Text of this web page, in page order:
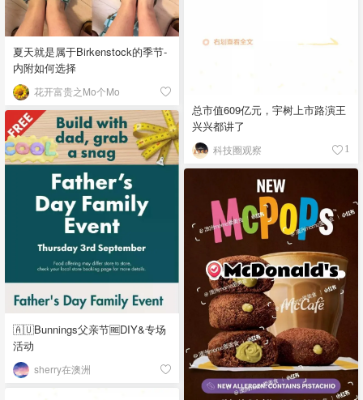
夏天就是属于Birkenstock的季节-
内附如何选择
花开富贵之Mo个Mo
总市值609亿元，宇树上市路演王
兴兴都讲了
科技圈观察 1
🇦🇺Bunnings父亲节🆓DIY&专场
活动
sherry在澳洲